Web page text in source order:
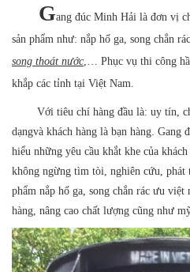
Gang đúc Minh Hải là đơn vị
sản phẩm như: nắp hố ga, song chắn
song thoát nước,… Phục vụ thi công
khắp các tỉnh tại Việt Nam.
Với tiêu chí hàng đầu là: uy tín,
dạngvà khách hàng là bạn hàng.
hiểu những yêu cầu khắt khe của
không ngừng tìm tòi, nghiên cứu, phát
phẩm nắp hố ga, song chắn rác ưu
hàng, nâng cao chất lượng cũng như